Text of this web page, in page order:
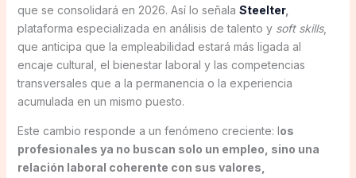
que se consolidará en 2026. Así lo señala Steelter,
plataforma especializada en análisis de talento y soft skills,
que anticipa que la empleabilidad estará más ligada al
encaje cultural, el bienestar laboral y las competencias
transversales que a la permanencia o la experiencia
acumulada en un mismo puesto.
Este cambio responde a un fenómeno creciente: los
profesionales ya no buscan solo un empleo, sino una
relación laboral coherente con sus valores,